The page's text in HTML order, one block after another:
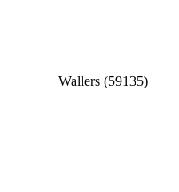
Wallers (59135)